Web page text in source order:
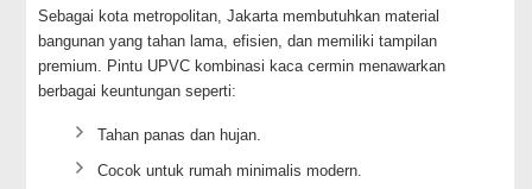
Sebagai kota metropolitan, Jakarta membutuhkan material
bangunan yang tahan lama, efisien, dan memiliki tampilan
premium. Pintu UPVC kombinasi kaca cermin menawarkan
berbagai keuntungan seperti:
Tahan panas dan hujan.
Cocok untuk rumah minimalis modern.